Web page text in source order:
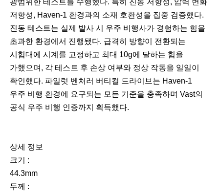
광범위한 테스트를 수행했다. 특히 진동 저항성, 압력 변화
저항성, Haven-1 환경과의 소재 호환성을 집중 검증했다.
진동 테스트는 실제 발사 시 우주 비행사가 경험하는 힘을
초과한 환경에서 진행됐다. 급격히 방향이 전환되는
시험대에 시계를 고정하고 최대 10g에 달하는 힘을
가했으며, 각 테스트 후 손상 여부와 정상 작동을 일일이
확인했다. 파일럿 벤처러 버티컬 드라이브는 Haven-1
우주 비행 환경에 요구되는 모든 기준을 충족하며 Vast의
공식 우주 비행 인증까지 획득했다.
상세 정보
크기 :
44.3mm
두께 :